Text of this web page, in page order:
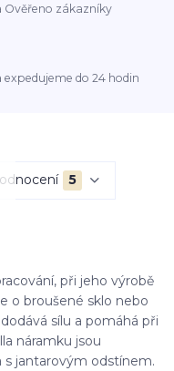
Ověřeno zákazníky
do 24 hodin
5
při jeho výrobě
o broušené sklo nebo
sílu a pomáhá při
náramku jsou
s jantarovým odstínem.